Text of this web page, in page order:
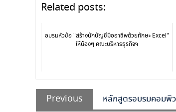
Related posts:
อบรมหัวข้อ "สร้างนักบัญชีมืออาชีพด้วยทักษะ Excel"
ให้น้องๆ คณะบริหารธุรกิจฯ
Previous หลักสูตรอบรมคอมพิ